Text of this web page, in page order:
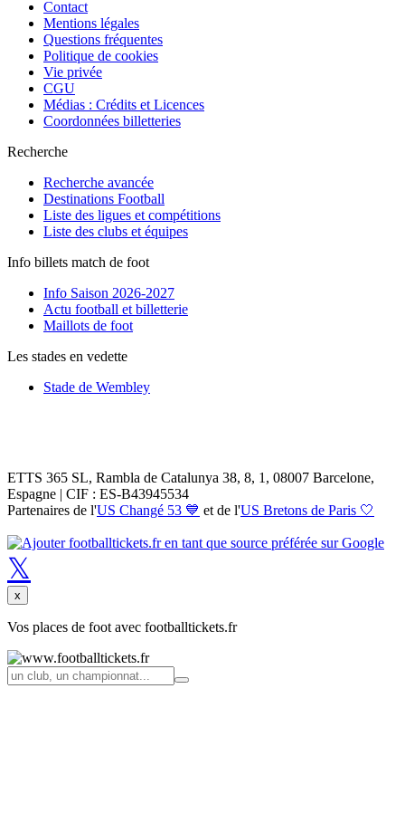
Contact
Mentions légales
Questions fréquentes
Politique de cookies
Vie privée
CGU
Médias : Crédits et Licences
Coordonnées billetteries
Recherche
Recherche avancée
Destinations Football
Liste des ligues et compétitions
Liste des clubs et équipes
Info billets match de foot
Info Saison 2026-2027
Actu football et billetterie
Maillots de foot
Les stades en vedette
Stade de Wembley
ETTS 365 SL, Rambla de Catalunya 38, 8, 1, 08007 Barcelone,
Espagne | CIF : ES-B43945534
Partenaires de l'US Changé 53 💙 et de l'US Bretons de Paris 🤍
𝕏
x
Vos places de foot avec footballtickets.fr